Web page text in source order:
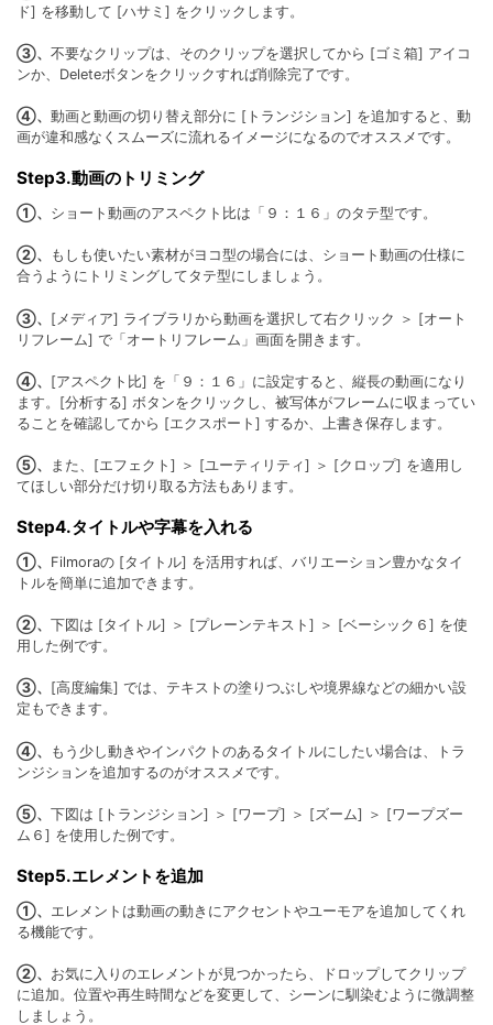
ド] を移動して [ハサミ] をクリックします。
③、 不要なクリップは、そのクリップを選択してから [ゴミ箱] アイコ
ンか、Deleteボタンをクリックすれば削除完了です。
④、 動画と動画の切り替え部分に [トランジション] を追加すると、動
画が違和感なくスムーズに流れるイメージになるのでオススメです。
Step3.動画のトリミング
①、 ショート動画のアスペクト比は「９：１６」のタテ型です。
②、
もしも使いたい素材がヨコ型の場合には、ショート動画の仕様に
合うようにトリミングしてタテ型にしましょう。
③、 [メディア] ライブラリから動画を選択して右クリック ＞ [オート
リフレーム] で「オートリフレーム」画面を開きます。
④、 [アスペクト比] を「９：１６」に設定すると、縦長の動画になり
ます。[分析する] ボタンをクリックし、被写体がフレームに収まってい
ることを確認してから [エクスポート] するか、上書き保存します。
⑤、
また、[エフェクト] ＞ [ユーティリティ] ＞ [クロップ] を適用し
てほしい部分だけ切り取る方法もあります。
Step4.タイトルや字幕を入れる
①、 Filmoraの [タイトル] を活用すれば、バリエーション豊かなタイ
トルを簡単に追加できます。
②、 下図は [タイトル] ＞ [プレーンテキスト] ＞ [ベーシック６] を使
用した例です。
③、 [高度編集] では、テキストの塗りつぶしや境界線などの細かい設
定もできます。
④、
もう少し動きやインパクトのあるタイトルにしたい場合は、トラ
ンジションを追加するのがオススメです。
⑤、 下図は [トランジション] ＞ [ワープ] ＞ [ズーム] ＞ [ワープズー
ム６] を使用した例です。
Step5.エレメントを追加
①、 エレメントは動画の動きにアクセントやユーモアを追加してくれ
る機能です。
②、 お気に入りのエレメントが見つかったら、ドロップしてクリップ
に追加。位置や再生時間などを変更して、シーンに馴染むように微調整
しましょう。